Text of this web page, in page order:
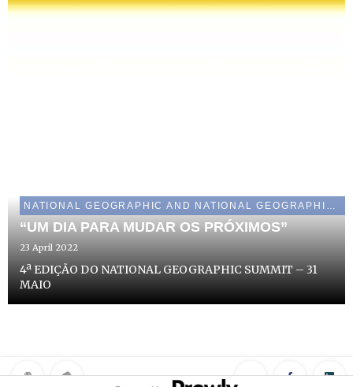
NATIONAL GEOGRAPHIC AND NATIONAL GEOGRAPHIC WILD
“UM DIA PARA MUDAR OS PRÓXIMOS”
23 April 2022
4ª EDIÇÃO DO NATIONAL GEOGRAPHIC SUMMIT – 31
MAIO